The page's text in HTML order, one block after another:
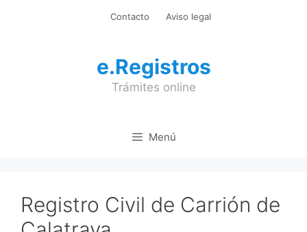
Contacto Aviso legal
e.Registros
Trámites online
Menú
Registro Civil de Carrión de